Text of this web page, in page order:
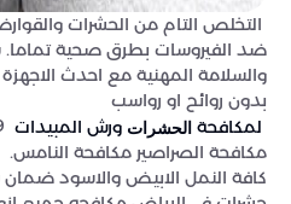
التخلص التام من الحشرات
ضد الفيروسات بطرق صحية تماما.
والسلامة المهنية مع احدث الاجهزة
بدون روائح او رواسب
لمكافحة الحشرات ورش المبيدات
مكافحة الصراصير مكافحة النامس.
كافة النمل الابيض والاسود